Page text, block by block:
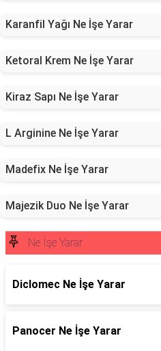
Karanfil Yağı Ne İşe Yarar
Ketoral Krem Ne İşe Yarar
Kiraz Sapı Ne İşe Yarar
L Arginine Ne İşe Yarar
Madefix Ne İşe Yarar
Majezik Duo Ne İşe Yarar
Ne İşe Yarar
Diclomec Ne İşe Yarar
Panocer Ne İşe Yarar